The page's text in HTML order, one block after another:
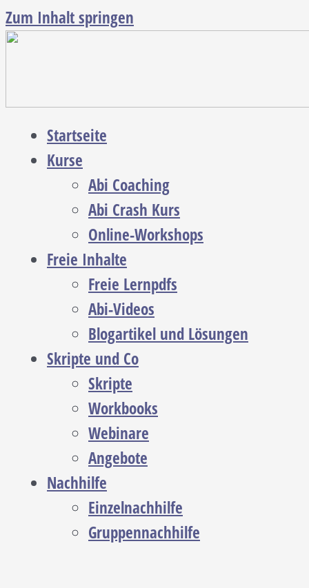
Zum Inhalt springen
Startseite
Kurse
Abi Coaching
Abi Crash Kurs
Online-Workshops
Freie Inhalte
Freie Lernpdfs
Abi-Videos
Blogartikel und Lösungen
Skripte und Co
Skripte
Workbooks
Webinare
Angebote
Nachhilfe
Einzelnachhilfe
Gruppennachhilfe